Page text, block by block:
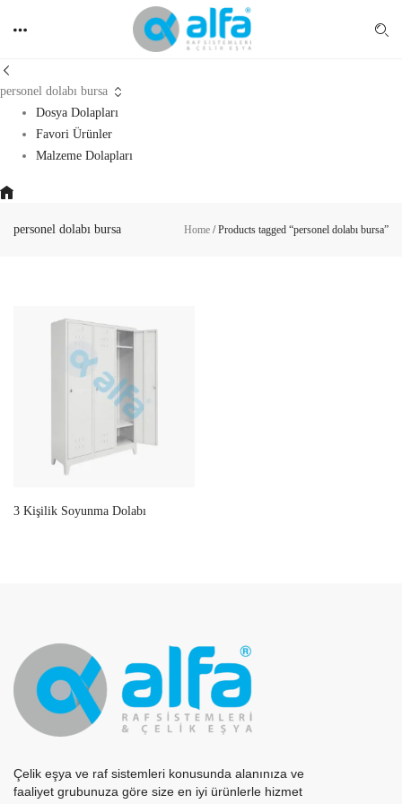
personel dolabı bursa
Dosya Dolapları
Favori Ürünler
Malzeme Dolapları
personel dolabı bursa Home /Products tagged “personel dolabı bursa”
3 Kişilik Soyunma Dolabı
Çelik eşya ve raf sistemleri konusunda alanınıza ve
faaliyet grubunuza göre size en iyi ürünlerle hizmet